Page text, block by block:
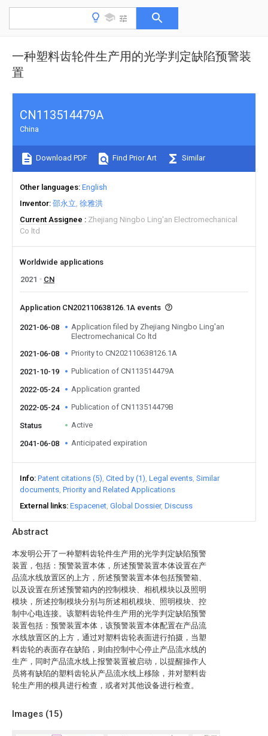
一种塑料齿轮件生产用的光学判定缺陷预警装
置
Abstract
本发明公开了一种塑料齿轮件生产用的光学判定缺陷预警
装置，包括：预警装置本体，所述预警装置本体设置在产
品流水线放置区的上方，所述预警装置本体包括预警箱、
以及设置在所述预警箱内的控制模块、相机模块以及照明
模块，所述控制模块分别与所述相机模块、照明模块、控
制中心电连接。该塑料齿轮件生产用的光学判定缺陷预警
装置包括：预警装置本体，该预警装置本体配置在产品流
水线放置区的上方，通过对塑料齿轮表面进行拍摄，当塑
料齿轮的表面存在缺陷，则由控制中心停止产品流水线的
生产，同时产品流水线上报警装置被启动，以提醒操作人
员将有缺陷的塑料齿轮从产品流水线上移除，并对塑料齿
轮生产用的模具进行检查，或者对其他设备进行检查。
Images (15)
CN113514479A
China
Download PDF Find Prior Art Similar
Other languages English
Inventor 邵永立 徐雅洪
Current Assignee
Zhejiang Ningbo Ling'an Electromechanical
Co ltd
Worldwide applications
2021
CN
Application CN202110638126.1A events
2021-06-08
Application filed by Zhejiang Ningbo Ling'an
Electromechanical Co ltd
2021-06-08
Priority to CN202110638126.1A
2021-10-19 Publication of CN113514479A
2022-05-24 Application granted
2022-05-24 Publication of CN113514479B
Status Active
2041-06-08 Anticipated expiration
Info Patent citations (5) Cited by (1) Legal events Similar
documents Priority and Related Applications
External links Espacenet Global Dossier Discuss